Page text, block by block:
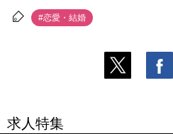
#恋愛・結婚
求人特集